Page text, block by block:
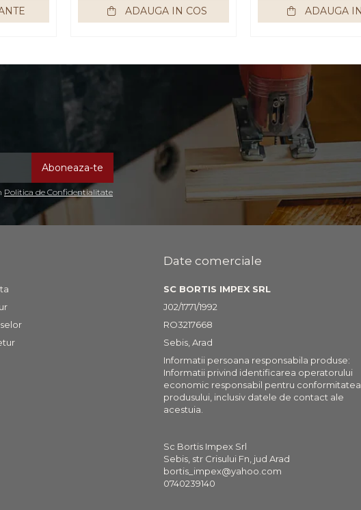
ADAUGA IN COS ADAUGA
Politica de Confidentialitate
Date comerciale
SC BORTIS IMPEX SRL
J02/1771/1992
RO3217668
Sebis, Arad
Informatii persoana responsabila produse:
Informatii privind identificarea operatorului
economic responsabil pentru conformitatea
produsului, inclusiv datele de contact ale
acestuia.
Sc Bortis Impex Srl
Sebis, str Crisului Fn, jud Arad
bortis_impex@yahoo.com
0740239140